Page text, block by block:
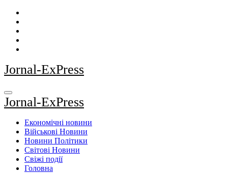
Jornal-ExPress
Jornal-ExPress
Економічні новини
Військові Новини
Новини Політики
Світові Новини
Свіжі події
Головна